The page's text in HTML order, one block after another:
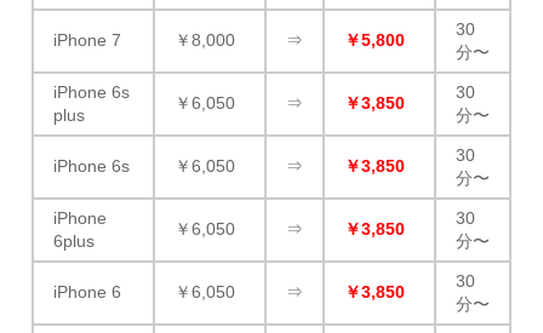
iPhone 7 ￥8,000 ⇒ ￥5,800
30
分〜
iPhone 6s
plus
￥6,050 ⇒ ￥3,850
30
分〜
iPhone 6s ￥6,050 ⇒ ￥3,850
30
分〜
iPhone
6plus
￥6,050 ⇒ ￥3,850
30
分〜
iPhone 6 ￥6,050 ⇒ ￥3,850
30
分〜